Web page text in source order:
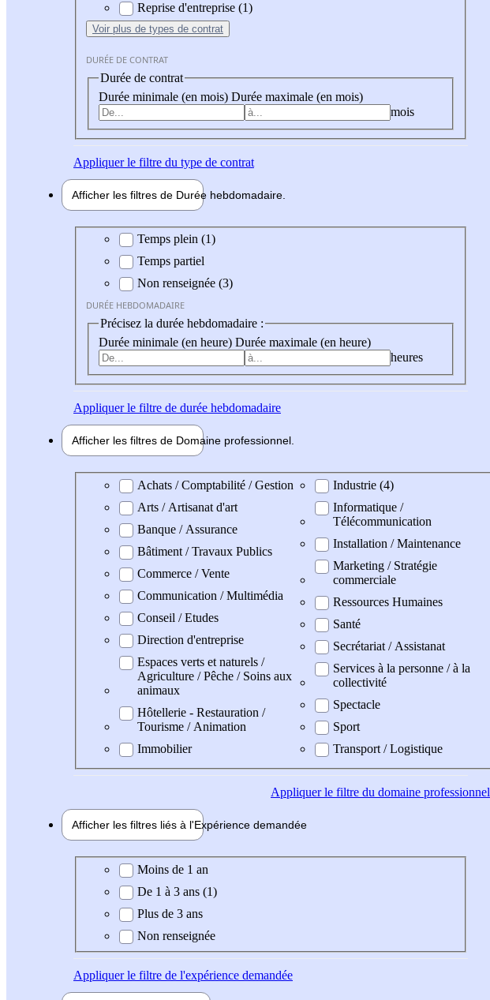
Reprise d'entreprise (1)
Voir plus de types de contrat
DURÉE DE CONTRAT
Durée de contrat
Durée minimale (en mois) Durée maximale (en mois)
mois
Appliquerle filtre du type de contrat
Afficher les filtres de Durée hebdomadaire
Durée hebdomadaire
Temps plein (1)
Temps partiel
Non renseignée (3)
DURÉE HEBDOMADAIRE
Précisez la durée hebdomadaire :
Durée minimale (en heure) Durée maximale (en heure)
heures
Appliquerle filtre de durée hebdomadaire
Afficher les filtres de Domaine professionnel
Domaine professionel
Achats / Comptabilité / Gestion
Arts / Artisanat d'art
Banque / Assurance
Bâtiment / Travaux Publics
Commerce / Vente
Communication / Multimédia
Conseil / Etudes
Direction d'entreprise
Espaces verts et naturels /
Agriculture / Pêche / Soins aux
animaux
Hôtellerie - Restauration /
Tourisme / Animation
Immobilier
Industrie (4)
Informatique /
Télécommunication
Installation / Maintenance
Marketing / Stratégie
commerciale
Ressources Humaines
Santé
Secrétariat / Assistanat
Services à la personne / à la
collectivité
Spectacle
Sport
Transport / Logistique
Appliquerle filtre du domaine professionnel
Afficher les filtres liés à l'Expérience demandée
Expérience demandée
Moins de 1 an
De 1 à 3 ans (1)
Plus de 3 ans
Non renseignée
Appliquerle filtre de l'expérience demandée